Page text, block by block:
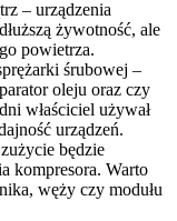
– urządzenia
żywotność, ale
powietrza.
śrubowej –
oleju oraz czy
właściciel używał
urządzeń.
będzie
kompresora. Warto
węży czy modułu